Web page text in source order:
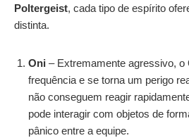
Poltergeist, cada tipo de espírito
distinta.
Oni – Extremamente agressivo, o
frequência e se torna um perigo
não conseguem reagir
pode interagir com objetos de
pânico entre a equipe.